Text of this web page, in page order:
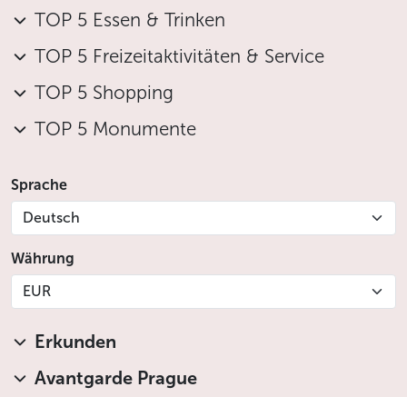
TOP 5 Essen & Trinken
TOP 5 Freizeitaktivitäten & Service
TOP 5 Shopping
TOP 5 Monumente
Sprache
Deutsch
Währung
EUR
Erkunden
Avantgarde Prague